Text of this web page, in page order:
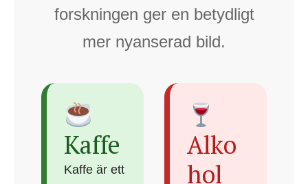
forskningen ger en betydligt
mer nyanserad bild.
Kaffe
Kaffe är ett
Alko
hol